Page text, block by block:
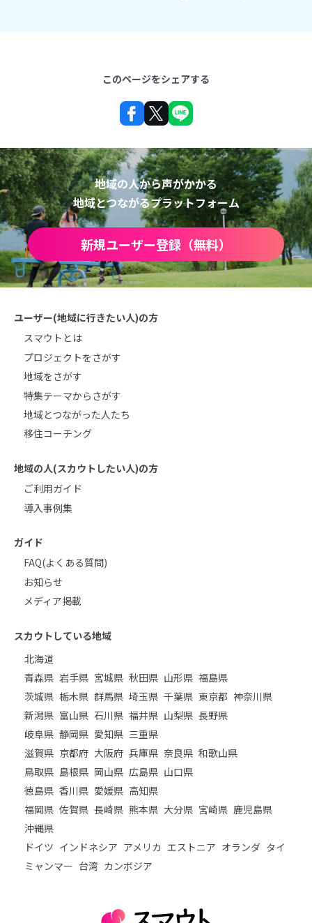
このページをシェアする
地域の人から声がかかる
地域とつながるプラットフォーム
新規ユーザー登録（無料）
ユーザー(地域に行きたい人)の方
スマウトとは
プロジェクトをさがす
地域をさがす
特集テーマからさがす
地域とつながった人たち
移住コーチング
地域の人(スカウトしたい人)の方
ご利用ガイド
導入事例集
ガイド
FAQ(よくある質問)
お知らせ
メディア掲載
スカウトしている地域
北海道
青森県 岩手県 宮城県 秋田県 山形県 福島県
茨城県 栃木県 群馬県 埼玉県 千葉県 東京都 神奈川県
新潟県 富山県 石川県 福井県 山梨県 長野県
岐阜県 静岡県 愛知県 三重県
滋賀県 京都府 大阪府 兵庫県 奈良県 和歌山県
鳥取県 島根県 岡山県 広島県 山口県
徳島県 香川県 愛媛県 高知県
福岡県 佐賀県 長崎県 熊本県 大分県 宮崎県 鹿児島県
沖縄県
ドイツ インドネシア アメリカ エストニア オランダ タイ
ミャンマー 台湾 カンボジア